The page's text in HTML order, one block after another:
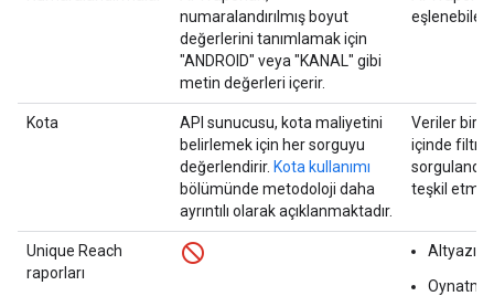
numaralandırılmış boyut
değerlerini tanımlamak için
"ANDROID" veya "KANAL" gibi
metin değerleri içerir.
eşlenebilen
Kota
API sunucusu, kota maliyetini
belirlemek için her sorguyu
değerlendirir. Kota kullanımı
bölümünde metodoloji daha
ayrıntılı olarak açıklanmaktadır.
Veriler bir
içinde
teşkil
Unique Reach
raporları